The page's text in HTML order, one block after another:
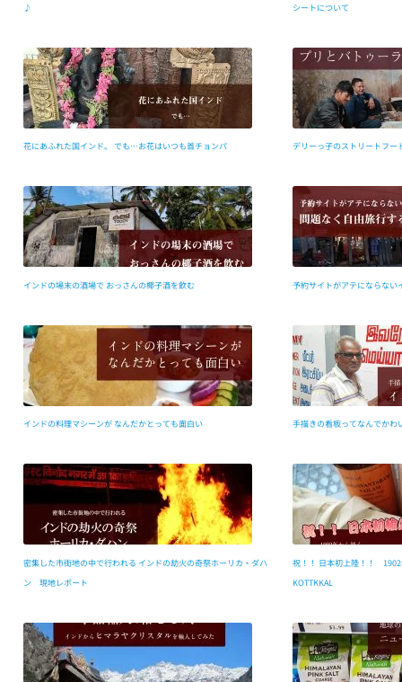
♪
シートについて
花にあふれた国インド。 でも…お花はいつも首チョンパ デリーっ子のストリートフ
インドの場末の酒場で おっさんの椰子酒を飲む 予約サイトがアテにならない
インドの料理マシーンが なんだかとっても面白い 手描きの看板ってなんでか
密集した市街地の中で行われる インドの劫火の奇祭ホーリカ・ダハ
ン 現地レポート
祝！！ 日本初上陸！！ 1902
KOTTKKAL